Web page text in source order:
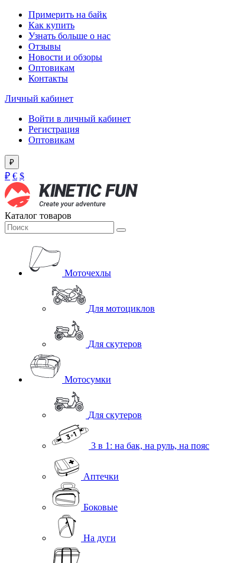
Примерить на байк
Как купить
Узнать больше о нас
Отзывы
Новости и обзоры
Оптовикам
Контакты
Личный кабинет
Войти в личный кабинет
Регистрация
Оптовикам
₽
₽ € $
Каталог товаров
Моточехлы
Для мотоциклов
Для скутеров
Мотосумки
Для скутеров
3 в 1: на бак, на руль, на пояс
Аптечки
Боковые
На дуги